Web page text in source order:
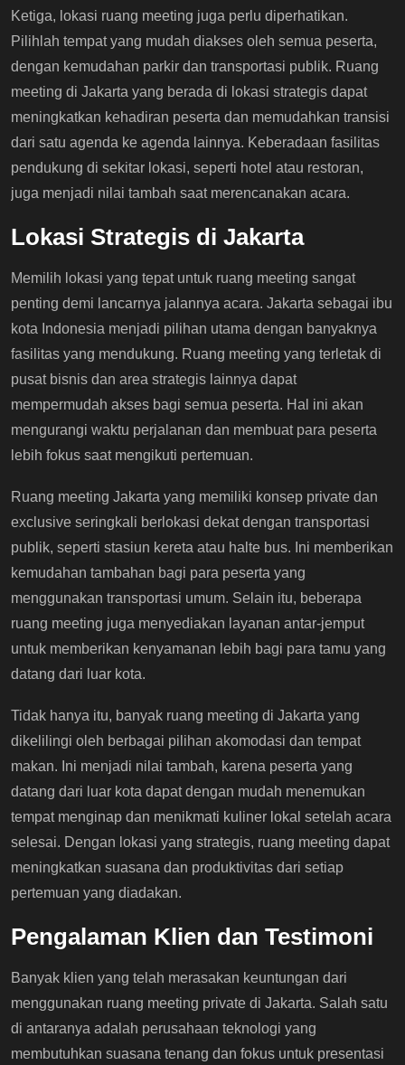
Ketiga, lokasi ruang meeting juga perlu diperhatikan.
Pilihlah tempat yang mudah diakses oleh semua peserta,
dengan kemudahan parkir dan transportasi publik. Ruang
meeting di Jakarta yang berada di lokasi strategis dapat
meningkatkan kehadiran peserta dan memudahkan transisi
dari satu agenda ke agenda lainnya. Keberadaan fasilitas
pendukung di sekitar lokasi, seperti hotel atau restoran,
juga menjadi nilai tambah saat merencanakan acara.
Lokasi Strategis di Jakarta
Memilih lokasi yang tepat untuk ruang meeting sangat
penting demi lancarnya jalannya acara. Jakarta sebagai ibu
kota Indonesia menjadi pilihan utama dengan banyaknya
fasilitas yang mendukung. Ruang meeting yang terletak di
pusat bisnis dan area strategis lainnya dapat
mempermudah akses bagi semua peserta. Hal ini akan
mengurangi waktu perjalanan dan membuat para peserta
lebih fokus saat mengikuti pertemuan.
Ruang meeting Jakarta yang memiliki konsep private dan
exclusive seringkali berlokasi dekat dengan transportasi
publik, seperti stasiun kereta atau halte bus. Ini memberikan
kemudahan tambahan bagi para peserta yang
menggunakan transportasi umum. Selain itu, beberapa
ruang meeting juga menyediakan layanan antar-jemput
untuk memberikan kenyamanan lebih bagi para tamu yang
datang dari luar kota.
Tidak hanya itu, banyak ruang meeting di Jakarta yang
dikelilingi oleh berbagai pilihan akomodasi dan tempat
makan. Ini menjadi nilai tambah, karena peserta yang
datang dari luar kota dapat dengan mudah menemukan
tempat menginap dan menikmati kuliner lokal setelah acara
selesai. Dengan lokasi yang strategis, ruang meeting dapat
meningkatkan suasana dan produktivitas dari setiap
pertemuan yang diadakan.
Pengalaman Klien dan Testimoni
Banyak klien yang telah merasakan keuntungan dari
menggunakan ruang meeting private di Jakarta. Salah satu
di antaranya adalah perusahaan teknologi yang
membutuhkan suasana tenang dan fokus untuk presentasi